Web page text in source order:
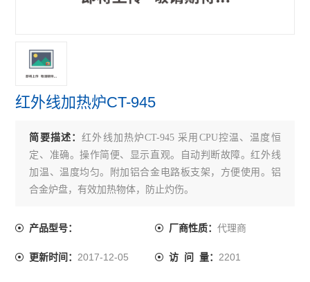
红外线加热炉CT-945
简要描述：红外线加热炉CT-945 采用CPU控温、温度恒
定、准确。操作简便、显示直观。自动判断故障。红外线
加温、温度均匀。附加铝合金电路板支架，方便使用。铝
合金炉盘，有效加热物体，防止灼伤。
产品型号： 厂商性质： 代理商
更新时间：2017-12-05 访 问 量： 2201